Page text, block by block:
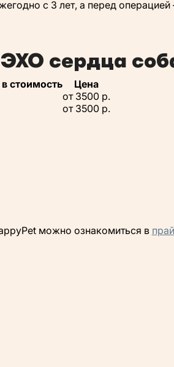
с 3 лет, а перед операцией
сердца
стоимость
Цена
от 3500 р.
от 3500 р.
можно ознакомиться в